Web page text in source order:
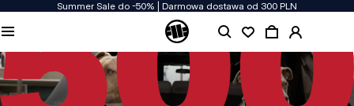
Summer Sale do -50% | Darmowa dostawa od 300 PLN
JAKOŚĆ TO DLA NAS PRIORYTET
Naszą odzież produkujemy z pasją! Nie idziemy na kompromis w kwestiach
wytrzymałości, długowieczności materiałów i dbałości o detal.